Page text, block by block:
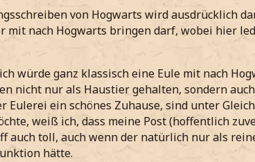
von Hogwarts wird ausdrücklich
mit nach Hogwarts bringen darf, wobei hier
würde ganz klassisch eine Eule mit nach
nicht nur als Haustier gehalten, sondern
Eulerei ein schönes Zuhause, sind unter
weiß ich, dass meine Post (hoffentlich
auch toll, auch wenn der natürlich nur als
hätte.